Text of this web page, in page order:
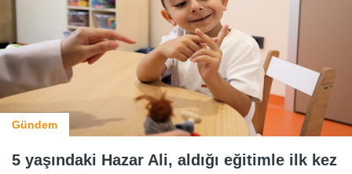
Gündem
5 yaşındaki Hazar Ali, aldığı eğitimle ilk kez